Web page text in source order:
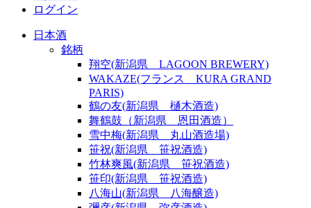
ログイン
日本酒
銘柄
翔空(新潟県 LAGOON BREWERY)
WAKAZE(フランス KURA GRAND
PARIS)
鶴の友(新潟県 樋木酒造)
舞鶴鼓（新潟県 恩田酒造）
雪中梅(新潟県 丸山酒造場)
笹祝(新潟県 笹祝酒造)
竹林爽風(新潟県 笹祝酒造)
笹印(新潟県 笹祝酒造)
八海山(新潟県 八海醸造)